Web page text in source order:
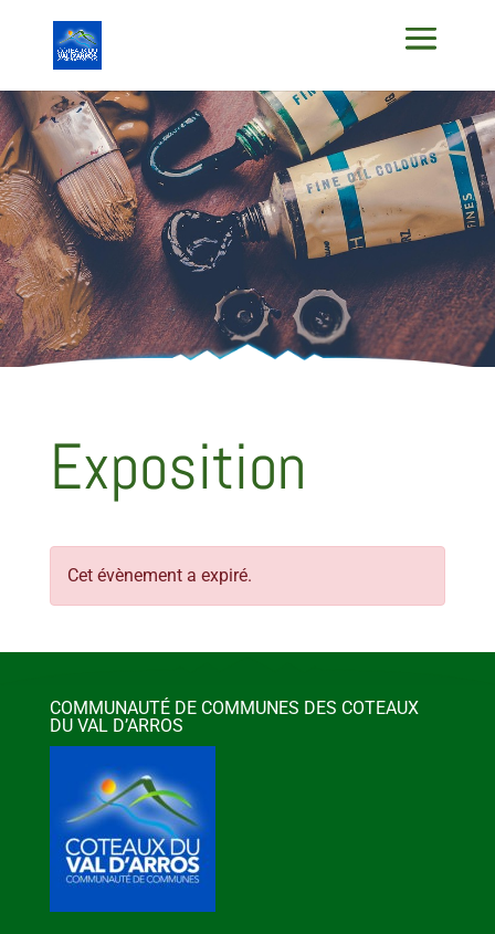
Exposition
Exposition
Cet évènement a expiré.
COMMUNAUTÉ DE COMMUNES DES COTEAUX
DU VAL D’ARROS